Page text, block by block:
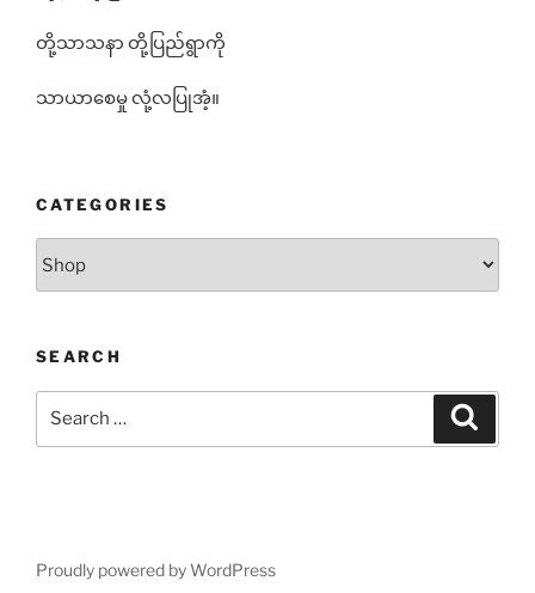
တို့သာသနာ တို့ပြည်ရွာကို
သာယာစေမှု လုံ့လပြုအံ့။
CATEGORIES
SEARCH
Proudly powered by WordPress